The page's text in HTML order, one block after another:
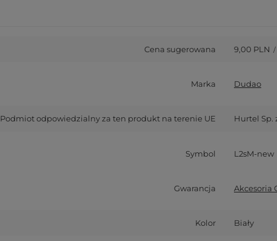
Cena sugerowana 9,00 PLN /
Marka Dudao
Podmiot odpowiedzialny za ten produkt na terenie UE Hurtel Sp.
Symbol L2sM-new
Gwarancja Akcesoria
Kolor Biały